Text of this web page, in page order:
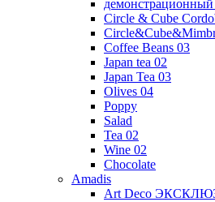
Circle & Cube
Coffee Beans 03
Japan tea 02
Japan Tea 03
Olives 04
Poppy
Salad
Tea 02
Wine 02
Chocolate
Amadis
Art Deco